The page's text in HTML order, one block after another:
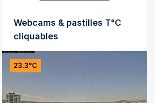
Webcams & pastilles T°C
cliquables
23.3°C